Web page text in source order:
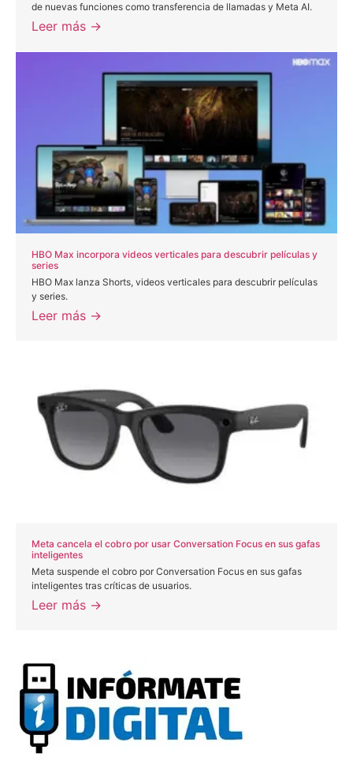
de nuevas funciones como transferencia de llamadas y Meta AI.
Leer más →
HBO Max incorpora videos verticales para descubrir películas y
series
HBO Max lanza Shorts, videos verticales para descubrir películas
y series.
Leer más →
Meta cancela el cobro por usar Conversation Focus en sus gafas
inteligentes
Meta suspende el cobro por Conversation Focus en sus gafas
inteligentes tras críticas de usuarios.
Leer más →